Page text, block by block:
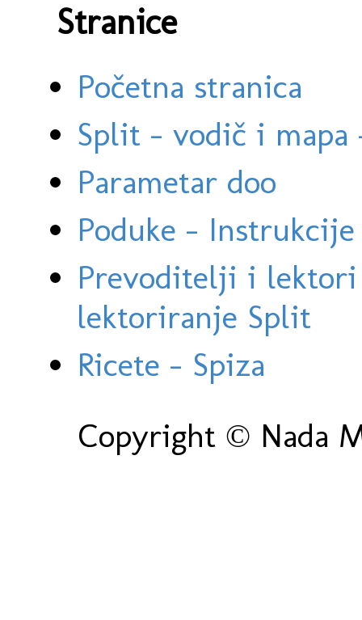
Stranice
Početna stranica
Split - vodič i
Parametar doo
Poduke -
Prevoditelji i
lektoriranje Split
Ricete - Spiza
Copyright © Nada